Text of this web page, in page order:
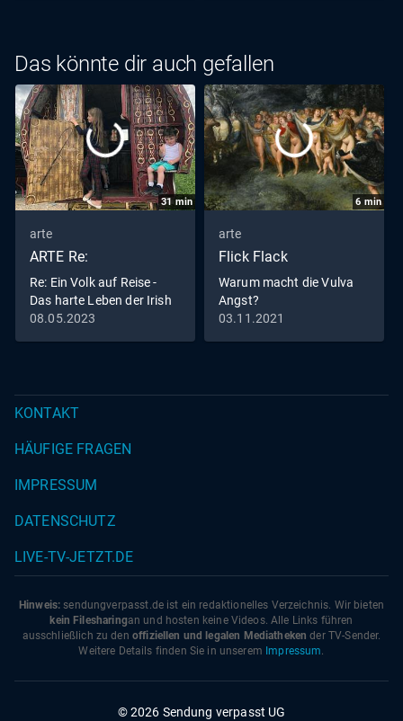
Das könnte dir auch gefallen
31 min
arte
ARTE Re:
Re: Ein Volk auf Reise -
Das harte Leben der Irish
Traveller
08.05.2023
6 min
arte
Flick Flack
Warum macht die Vulva
Angst?
03.11.2021
KONTAKT
HÄUFIGE FRAGEN
IMPRESSUM
DATENSCHUTZ
LIVE-TV-JETZT.DE
Hinweis: sendungverpasst.de ist ein redaktionelles Verzeichnis. Wir bieten
kein Filesharingan und hosten keine Videos. Alle Links führen
ausschließlich zu den offiziellen und legalen Mediatheken der TV-Sender.
Weitere Details finden Sie in unserem Impressum.
© 2026 Sendung verpasst UG